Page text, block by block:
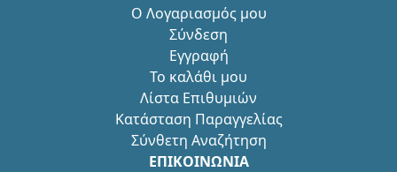
Ο Λογαριασμός μου
Σύνδεση
Εγγραφή
Το καλάθι μου
Λίστα Επιθυμιών
Κατάσταση Παραγγελίας
Σύνθετη Αναζήτηση
ΕΠΙΚΟΙΝΩΝΙΑ